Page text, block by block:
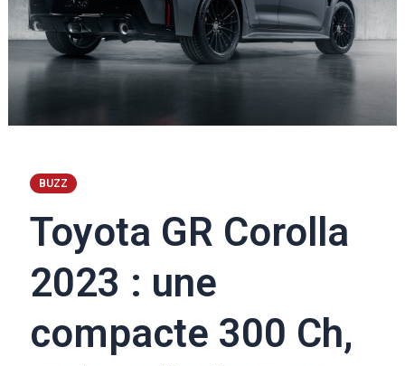
BUZZ
Toyota GR Corolla
2023 : une
compacte 300 Ch,